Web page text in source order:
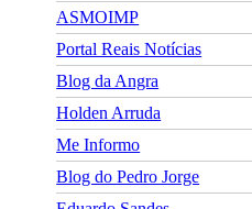
ASMOIMP
Portal Reais Notí­cias
Blog da Angra
Holden Arruda
Me Informo
Blog do Pedro Jorge